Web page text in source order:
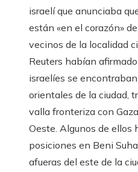
israelí que anunciaba
están «en el corazón» de
vecinos de la localidad
Reuters habían
israelíes se
orientales de la ciudad,
valla fronteriza con
Oeste. Algunos de ellos
posiciones en Beni
afueras del este de la